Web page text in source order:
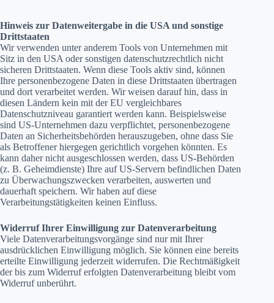
Hinweis zur Datenweitergabe in die USA und sonstige
Drittstaaten
Wir verwenden unter anderem Tools von Unternehmen mit
Sitz in den USA oder sonstigen datenschutzrechtlich nicht
sicheren Drittstaaten. Wenn diese Tools aktiv sind, können
Ihre personenbezogene Daten in diese Drittstaaten übertragen
und dort verarbeitet werden. Wir weisen darauf hin, dass in
diesen Ländern kein mit der EU vergleichbares
Datenschutzniveau garantiert werden kann. Beispielsweise
sind US-Unternehmen dazu verpflichtet, personenbezogene
Daten an Sicherheitsbehörden herauszugeben, ohne dass Sie
als Betroffener hiergegen gerichtlich vorgehen könnten. Es
kann daher nicht ausgeschlossen werden, dass US-Behörden
(z. B. Geheimdienste) Ihre auf US-Servern befindlichen Daten
zu Überwachungszwecken verarbeiten, auswerten und
dauerhaft speichern. Wir haben auf diese
Verarbeitungstätigkeiten keinen Einfluss.
Widerruf Ihrer Einwilligung zur Datenverarbeitung
Viele Datenverarbeitungsvorgänge sind nur mit Ihrer
ausdrücklichen Einwilligung möglich. Sie können eine bereits
erteilte Einwilligung jederzeit widerrufen. Die Rechtmäßigkeit
der bis zum Widerruf erfolgten Datenverarbeitung bleibt vom
Widerruf unberührt.